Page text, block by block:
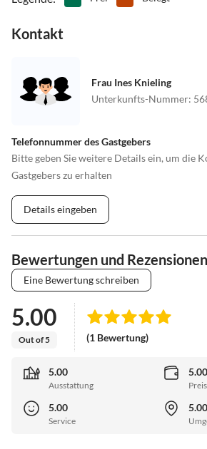
Kontakt
Frau Ines Knieling
Unterkunfts-Nummer:
Telefonnummer des Gastgebers
Bitte geben Sie weitere Details ein, um die
Gastgebers zu erhalten
Details eingeben
Bewertungen und Rezensionen
Eine Bewertung schreiben
5.00
Out of 5 (1 Bewertung)
5.00
Ausstattung
5.00
5.00
Service
5.00